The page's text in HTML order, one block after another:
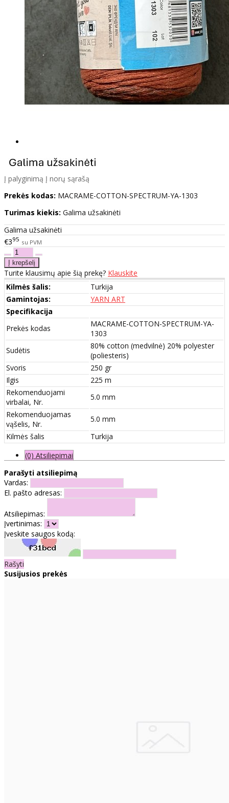
Į palyginimą Į norų sąrašą
Prekės kodas: MACRAME-COTTON-SPECTRUM-YA-1303
Turimas kiekis: Galima užsakinėti
Galima užsakinėti
€395 su PVM
Turite klausimų apie šią prekę? Klauskite
Kilmės šalis:
Turkija
Gamintojas:
YARN ART
Specifikacija
Prekės kodas
MACRAME-COTTON-SPECTRUM-YA-
1303
Sudėtis
80% cotton (medvilnė) 20% polyester
(poliesteris)
Svoris
250 gr
Ilgis
225 m
Rekomenduojami
virbalai, Nr.
5.0 mm
Rekomenduojamas
vąšelis, Nr.
5.0 mm
Kilmės šalis
Turkija
(0) Atsiliepimai
Parašyti atsiliepimą
Vardas:
El. pašto adresas:
Atsiliepimas:
Įvertinimas:
Įveskite saugos kodą:
Rašyti
Susijusios prekės